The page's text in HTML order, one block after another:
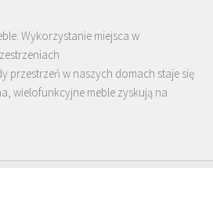
Wykorzystanie miejsca w
przestrzeń w naszych domach staje się
wielofunkcyjne meble zyskują na